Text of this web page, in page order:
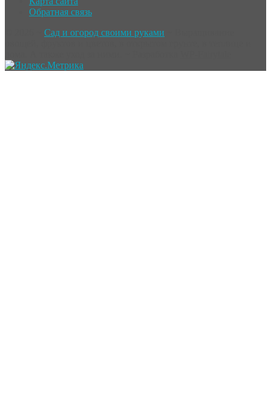
Обратная связь
Сад и огород своими руками